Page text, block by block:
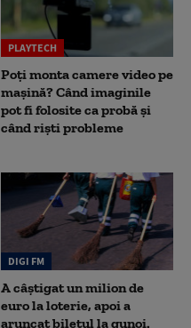
PLAYTECH
Poți monta camere video pe
mașină? Când imaginile
pot fi folosite ca probă și
când riști probleme
DIGI FM
A câștigat un milion de
euro la loterie, apoi a
aruncat biletul la gunoi.